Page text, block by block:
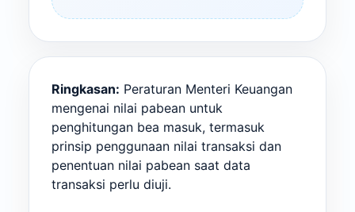
Ringkasan: Peraturan Menteri Keuangan
mengenai nilai pabean untuk
penghitungan bea masuk, termasuk
prinsip penggunaan nilai transaksi dan
penentuan nilai pabean saat data
transaksi perlu diuji.